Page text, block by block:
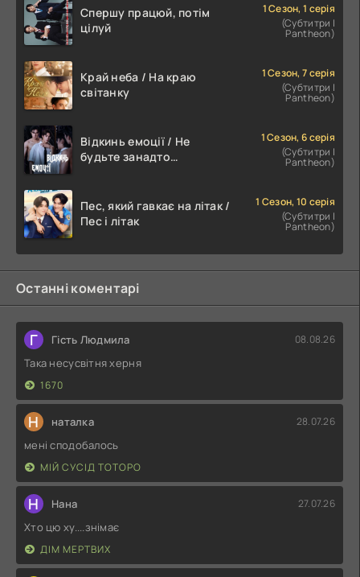
Спершу працюй, потім
цілуй
1 Сезон, 1 серія
(Субтитри |
Pantheon)
Край неба / На краю
світанку
1 Сезон, 7 серія
(Субтитри |
Pantheon)
Відкинь емоції / Не
будьте занадто
1 Сезон, 6 серія
(Субтитри |
Pantheon)
Пес, який гавкає на літак /
Пес і літак
1 Сезон, 10 серія
(Субтитри |
Pantheon)
Останні коментарі
Г Гість Людмила 08.08.26
Така несусвітня херня
1670
Н наталка 28.07.26
мені сподобалось
МІЙ СУСІД ТОТОРО
Н Нана 27.07.26
Хто цю ху....знімає
ДІМ МЕРТВИХ